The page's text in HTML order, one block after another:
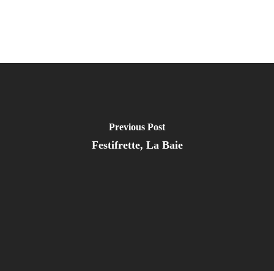
Previous Post
Festifrette, La Baie